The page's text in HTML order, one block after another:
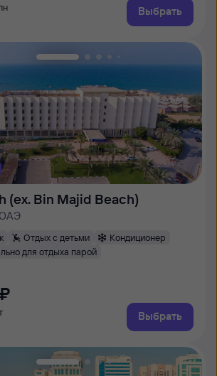
Выбрать
(ex. Bin Majid Beach)
ОАЭ
Отдых с детьми
Кондиционер
для отдыха парой
Выбрать